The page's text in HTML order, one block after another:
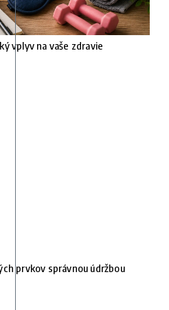
vplyv na vaše zdravie
prvkov správnou údržbou